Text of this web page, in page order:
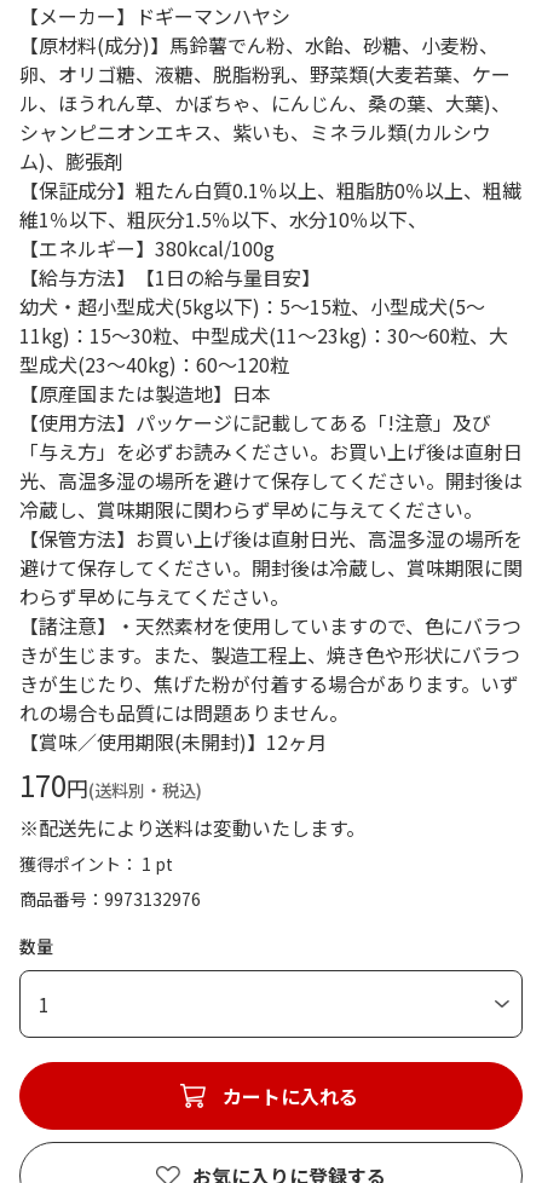
【メーカー】ドギーマンハヤシ
【原材料(成分)】馬鈴薯でん粉、水飴、砂糖、小麦粉、
卵、オリゴ糖、液糖、脱脂粉乳、野菜類(大麦若葉、ケー
ル、ほうれん草、かぼちゃ、にんじん、桑の葉、大葉)、
シャンピニオンエキス、紫いも、ミネラル類(カルシウ
ム)、膨張剤
【保証成分】粗たん白質0.1％以上、粗脂肪0％以上、粗繊
維1％以下、粗灰分1.5％以下、水分10％以下、
【エネルギー】380kcal/100g
【給与方法】【1日の給与量目安】
幼犬・超小型成犬(5kg以下)：5～15粒、小型成犬(5～
11kg)：15～30粒、中型成犬(11～23kg)：30～60粒、大
型成犬(23～40kg)：60～120粒
【原産国または製造地】日本
【使用方法】パッケージに記載してある「!注意」及び
「与え方」を必ずお読みください。お買い上げ後は直射日
光、高温多湿の場所を避けて保存してください。開封後は
冷蔵し、賞味期限に関わらず早めに与えてください。
【保管方法】お買い上げ後は直射日光、高温多湿の場所を
避けて保存してください。開封後は冷蔵し、賞味期限に関
わらず早めに与えてください。
【諸注意】・天然素材を使用していますので、色にバラつ
きが生じます。また、製造工程上、焼き色や形状にバラつ
きが生じたり、焦げた粉が付着する場合があります。いず
れの場合も品質には問題ありません。
【賞味／使用期限(未開封)】12ヶ月
170円(送料別・税込)
※配送先により送料は変動いたします。
獲得ポイント： 1 pt
商品番号
9973132976
数量
1
カートに入れる
お気に入りに登録する